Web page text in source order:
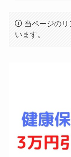
当ページの
います。